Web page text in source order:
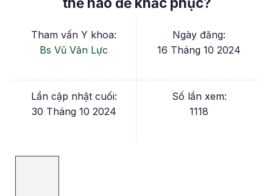
Tham vấn Y khoa:
Bs Vũ Văn Lực
Ngày đăng:
16 Tháng 10 2024
Lần cập nhật cuối:
30 Tháng 10 2024
Số lần xem:
1118